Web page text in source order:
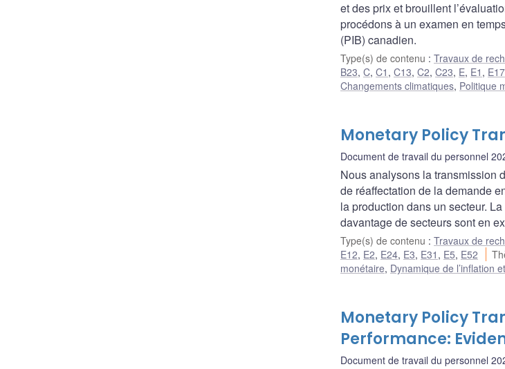
et des prix et brouillent
procédons à un examen en
(PIB) canadien.
Type(s) de contenu : Travaux de
B23, C, C1 , C13, C2, C23, E, E1 , E17
Changements climatiques, Politique
Monetary Policy
Document de travail du personnel
Nous analysons la transmission
de réaffectation de la demande
la production dans un secteur.
davantage de secteurs sont en
Type(s) de contenu : Travaux de
E12, E2, E24, E3, E31 , E5, E52
monétaire, Dynamique de l’inflation
Monetary Policy
Performance:
Document de travail du personnel